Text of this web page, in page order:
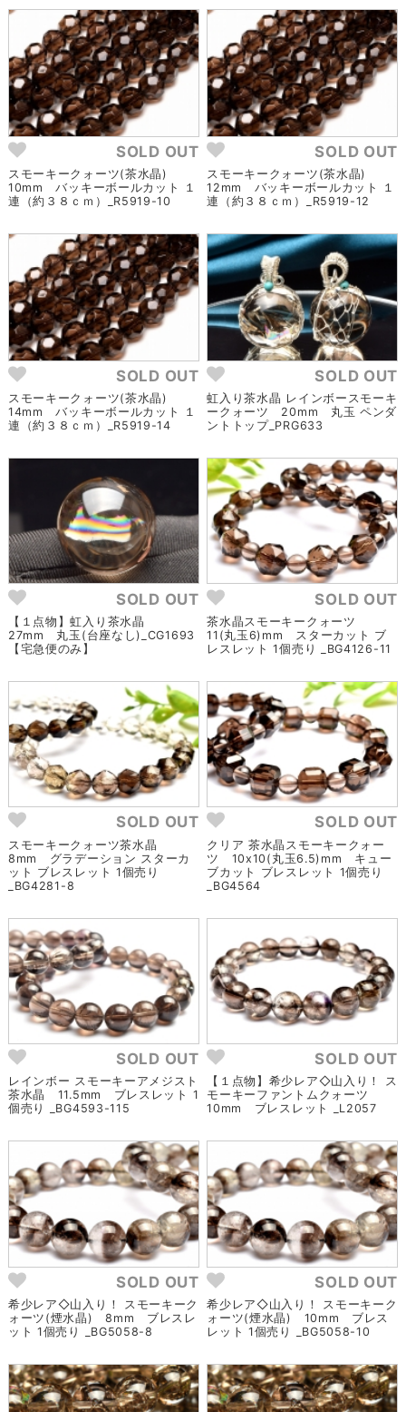
SOLD OUT
スモーキークォーツ(茶水晶)
10mm バッキーボールカット １
連（約３８ｃｍ）_R5919-10
SOLD OUT
スモーキークォーツ(茶水晶)
12mm バッキーボールカット １
連（約３８ｃｍ）_R5919-12
SOLD OUT
スモーキークォーツ(茶水晶)
14mm バッキーボールカット １
連（約３８ｃｍ）_R5919-14
SOLD OUT
虹入り茶水晶 レインボースモーキ
ークォーツ 20mm 丸玉 ペンダ
ントトップ_PRG633
SOLD OUT
【１点物】虹入り茶水晶
27mm 丸玉(台座なし)_CG1693
【宅急便のみ】
SOLD OUT
茶水晶スモーキークォーツ
11(丸玉6)mm スターカット ブ
レスレット 1個売り _BG4126-11
SOLD OUT
スモーキークォーツ茶水晶
8mm グラデーション スターカ
ット ブレスレット 1個売り
_BG4281-8
SOLD OUT
クリア 茶水晶スモーキークォー
ツ 10x10(丸玉6.5)mm キュー
ブカット ブレスレット 1個売り
_BG4564
SOLD OUT
レインボー スモーキーアメジスト
茶水晶 11.5mm ブレスレット 1
個売り _BG4593-115
SOLD OUT
【１点物】希少レア◇山入り！ ス
モーキーファントムクォーツ
10mm ブレスレット _L2057
SOLD OUT
希少レア◇山入り！ スモーキーク
ォーツ(煙水晶) 8mm ブレスレ
ット 1個売り _BG5058-8
SOLD OUT
希少レア◇山入り！ スモーキーク
ォーツ(煙水晶) 10mm ブレス
レット 1個売り _BG5058-10